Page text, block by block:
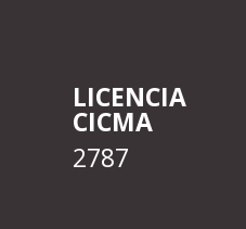
LICENCIA
CICMA
2787